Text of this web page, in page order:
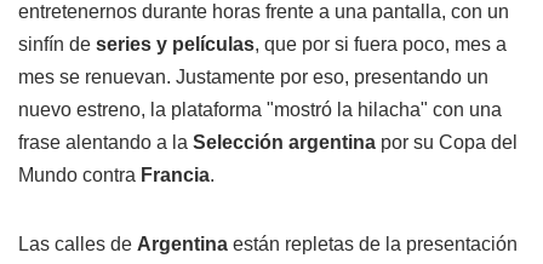
entretenernos durante horas frente a una pantalla, con un
sinfín de series y películas, que por si fuera poco, mes a
mes se renuevan. Justamente por eso, presentando un
nuevo estreno, la plataforma "mostró la hilacha" con una
frase alentando a la Selección argentina por su Copa del
Mundo contra Francia.
Las calles de Argentina están repletas de la presentación